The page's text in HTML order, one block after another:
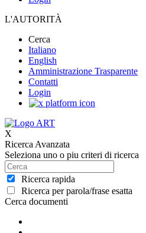
L'AUTORITÀ
Cerca
Italiano
English
Amministrazione Trasparente
Contatti
Login
X
Ricerca Avanzata
Seleziona uno o piu criteri di ricerca
Ricerca rapida
Ricerca per parola/frase esatta
Cerca documenti